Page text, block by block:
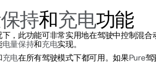
手车
3
新闻
注册新闻
（在新窗
持和充电功能
下，此功能可非常实用地在驾驶中控制混合
电量保持和充电实现。
充电在所有驾驶模式下都可用。如果Pure驾